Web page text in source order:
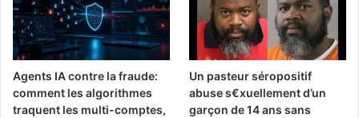
Agents IA contre la fraude:
comment les algorithmes
traquent les multi-comptes,
Un pasteur séropositif
abuse s€xuellement d’un
garçon de 14 ans sans